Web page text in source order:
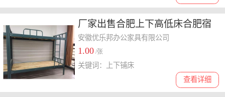
厂家出售合肥上下高低床合肥宿
舍床合肥双层床合肥铁架床
安徽优乐邦办公家具有限公司
1.00 /张
查看详细
关键词：上下铺床